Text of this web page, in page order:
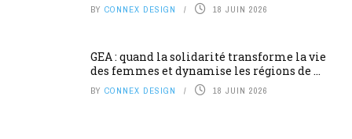
BY CONNEX DESIGN 18 JUIN 2026
GEA : quand la solidarité transforme la vie
des femmes et dynamise les régions de ...
BY CONNEX DESIGN 18 JUIN 2026